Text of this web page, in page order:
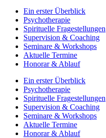
Ein erster Überblick
Psychotherapie
Spirituelle Fragestellungen
Supervision & Coaching
Seminare & Workshops
Aktuelle Termine
Honorar & Ablauf
Ein erster Überblick
Psychotherapie
Spirituelle Fragestellungen
Supervision & Coaching
Seminare & Workshops
Aktuelle Termine
Honorar & Ablauf